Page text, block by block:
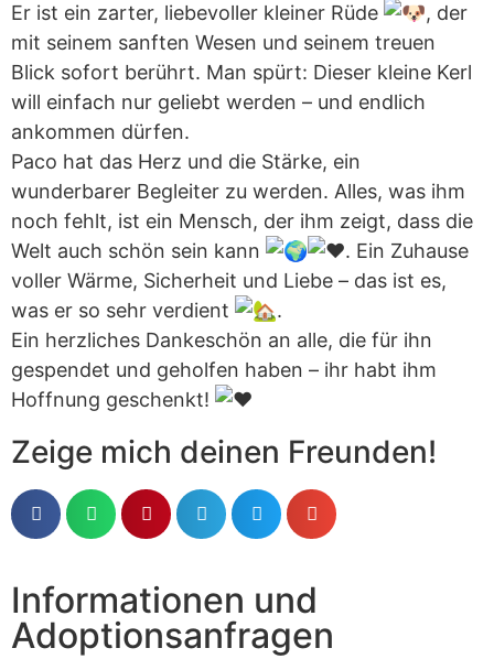
Er ist ein zarter, liebevoller kleiner Rüde
, der
mit seinem sanften Wesen und seinem treuen
Blick sofort berührt. Man spürt: Dieser kleine Kerl
will einfach nur geliebt werden – und endlich
ankommen dürfen.
Paco hat das Herz und die Stärke, ein
wunderbarer Begleiter zu werden. Alles, was ihm
noch fehlt, ist ein Mensch, der ihm zeigt, dass die
Welt auch schön sein kann
. Ein Zuhause
voller Wärme, Sicherheit und Liebe – das ist es,
was er so sehr verdient
.
Ein herzliches Dankeschön an alle, die für ihn
gespendet und geholfen haben – ihr habt ihm
Hoffnung geschenkt!
Zeige mich deinen Freunden!
Informationen und
Adoptionsanfragen